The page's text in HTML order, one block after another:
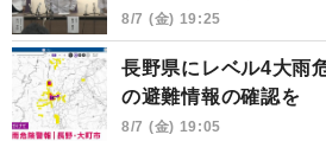
8/7 (金) 19:25
長野県にレベル4大雨
の避難情報の確認を
8/7 (金) 19:05